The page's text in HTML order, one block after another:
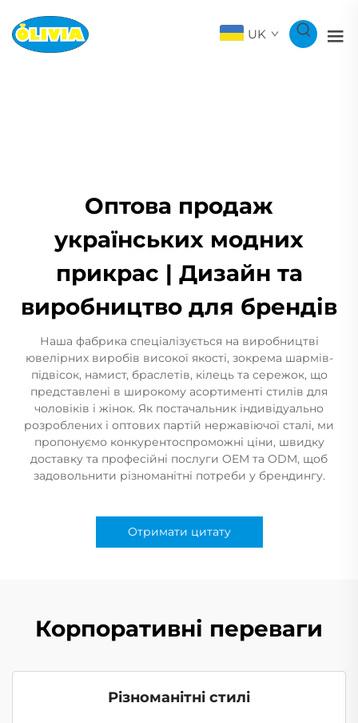
UK
Оптова продаж
українських модних
прикрас | Дизайн та
виробництво для брендів
Наша фабрика спеціалізується на виробництві
ювелірних виробів високої якості, зокрема шармів-
підвісок, намист, браслетів, кілець та сережок, що
представлені в широкому асортименті стилів для
чоловіків і жінок. Як постачальник індивідуально
розроблених і оптових партій нержавіючої сталі, ми
пропонуємо конкурентоспроможні ціни, швидку
доставку та професійні послуги OEM та ODM, щоб
задовольнити різноманітні потреби у брендингу.
Отримати цитату
Корпоративні переваги
Різноманітні стилі